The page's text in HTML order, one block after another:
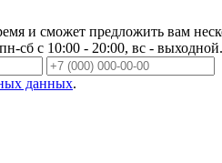
и сможет предложить вам
сб с 10:00 - 20:00, вс - выходной.
данных.